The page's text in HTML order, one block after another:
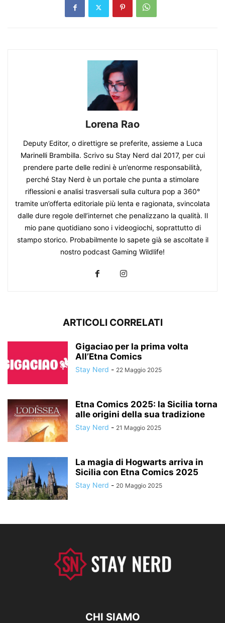
Lorena Rao
Deputy Editor, o direttigre se preferite, assieme a Luca
Marinelli Brambilla. Scrivo su Stay Nerd dal 2017, per cui
prendere parte delle redini è un’enorme responsabilità,
perché Stay Nerd è un portale che punta a stimolare
riflessioni e analisi trasversali sulla cultura pop a 360°
tramite un’offerta editoriale più lenta e ragionata, svincolata
dalle dure regole dell’internet che penalizzano la qualità. Il
mio pane quotidiano sono i videogiochi, soprattutto di
stampo storico. Probabilmente lo sapete già se ascoltate il
nostro podcast Gaming Wildlife!
ARTICOLI CORRELATI
Gigaciao per la prima volta
All’Etna Comics
Stay Nerd - 22 Maggio 2025
Etna Comics 2025: la Sicilia torna
alle origini della sua tradizione
Stay Nerd - 21 Maggio 2025
La magia di Hogwarts arriva in
Sicilia con Etna Comics 2025
Stay Nerd - 20 Maggio 2025
CHI SIAMO